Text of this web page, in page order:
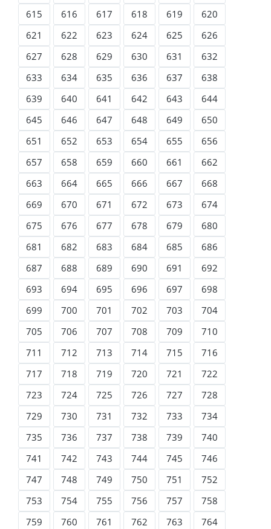
615
616 617 618 619
620
621
622 623 624 625
626
627
628 629 630 631
632
633
634 635 636 637
638
639
640 641 642 643
644
645
646 647 648 649
650
651
652 653 654 655
656
657
658 659 660 661
662
663
664 665 666 667
668
669
670 671 672 673
674
675
676 677 678 679
680
681
682 683 684 685
686
687
688 689 690 691
692
693
694 695 696 697
698
699
700 701 702 703
704
705
706 707 708 709
710
711
712 713 714 715
716
717
718 719 720 721
722
723
724 725 726 727
728
729
730 731 732 733
734
735
736 737 738 739
740
741
742 743 744 745
746
747
748 749 750 751
752
753
754 755 756 757
758
759
760 761 762 763
764